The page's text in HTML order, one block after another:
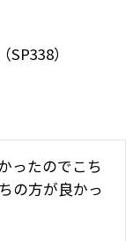
）
ったのでこち
の方が良かっ